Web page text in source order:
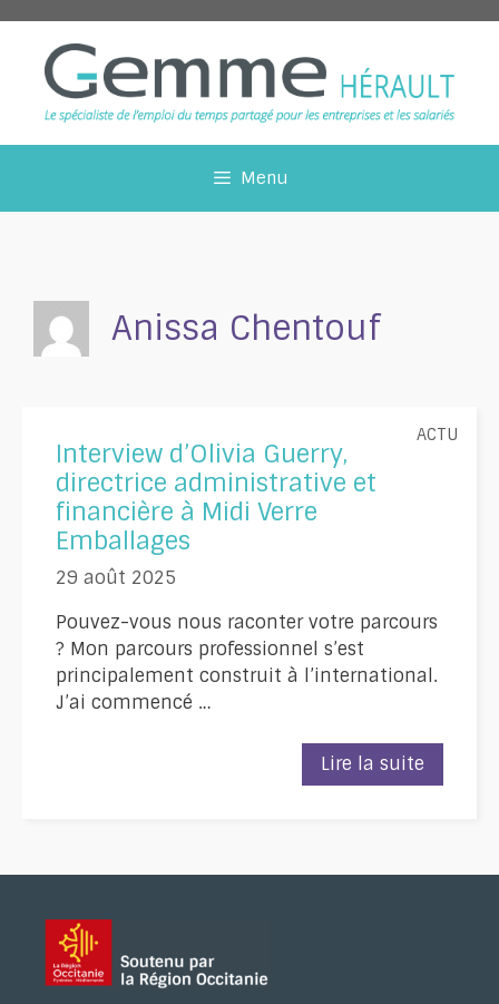
contenu
Menu
Anissa Chentouf
Interview d’Olivia Guerry,
directrice administrative et
financière à Midi Verre
Emballages
29 août 2025
Pouvez-vous nous raconter votre parcours
? Mon parcours professionnel s’est
principalement construit à l’international.
J’ai commencé …
Lire la suite
d’Olivia
ACTU